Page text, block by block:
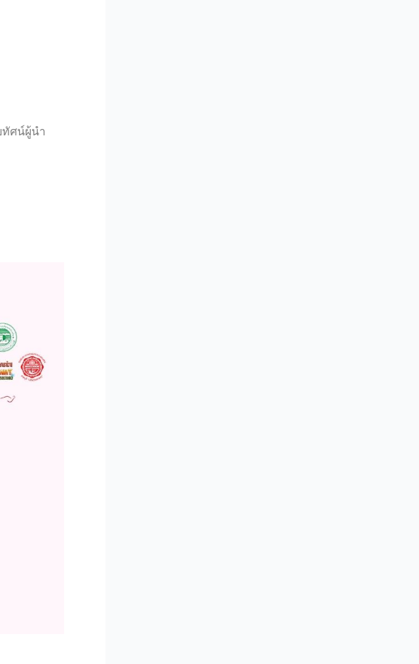
ทัศน์ผู้นำ